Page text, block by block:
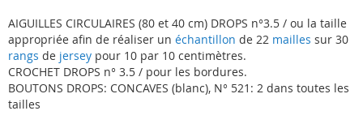
AIGUILLES CIRCULAIRES (80 et 40 cm) DROPS n°3.5 / ou la taille
appropriée afin de réaliser un échantillon de 22 mailles sur 30
rangs de jersey pour 10 par 10 centimètres.
CROCHET DROPS n° 3.5 / pour les bordures.
BOUTONS DROPS: CONCAVES (blanc), N° 521: 2 dans toutes les
tailles